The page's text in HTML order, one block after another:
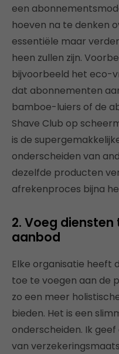
een
hoeven na te denken
essentiële maar
heen zullen zijn.
bijvoorbeeld het eco-
dat abonnementen
bamboe-luiers of de
Shave Club op
is de
onderscheiden van
dezelfde producten
afrekenproces bijna
2. Voeg
aanbod
Elke organisatie heeft
toe te voegen aan de
zo een meer
bieden. Het is een
onderscheiden. Ik
van